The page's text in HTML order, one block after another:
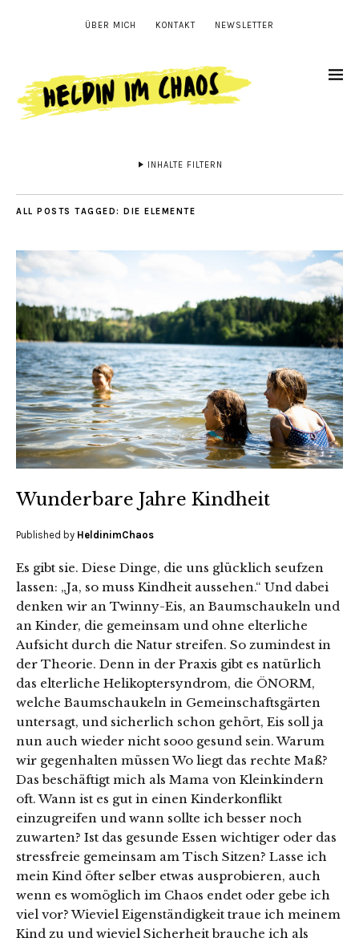
ÜBER MICH KONTAKT NEWSLETTER
INHALTE FILTERN
ALL POSTS TAGGED: DIE ELEMENTE
Wunderbare Jahre Kindheit
Published by HeldinimChaos
Es gibt sie. Diese Dinge, die uns glücklich seufzen
lassen: „Ja, so muss Kindheit aussehen.“ Und dabei
denken wir an Twinny-Eis, an Baumschaukeln und
an Kinder, die gemeinsam und ohne elterliche
Aufsicht durch die Natur streifen. So zumindest in
der Theorie. Denn in der Praxis gibt es natürlich
das elterliche Helikoptersyndrom, die ÖNORM,
welche Baumschaukeln in Gemeinschaftsgärten
untersagt, und sicherlich schon gehört, Eis soll ja
nun auch wieder nicht sooo gesund sein. Warum
wir gegenhalten müssen Wo liegt das rechte Maß?
Das beschäftigt mich als Mama von Kleinkindern
oft. Wann ist es gut in einen Kinderkonflikt
einzugreifen und wann sollte ich besser noch
zuwarten? Ist das gesunde Essen wichtiger oder das
stressfreie gemeinsam am Tisch Sitzen? Lasse ich
mein Kind öfter selber etwas ausprobieren, auch
wenn es womöglich im Chaos endet oder gebe ich
viel vor? Wieviel Eigenständigkeit traue ich meinem
Kind zu und wieviel Sicherheit brauche ich als